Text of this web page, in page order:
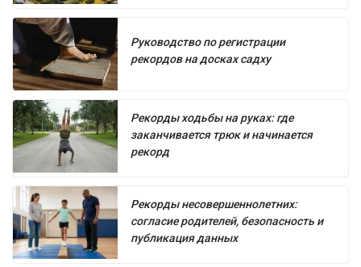
Руководство по регистрации
рекордов на досках садху
Рекорды ходьбы на руках: где
заканчивается трюк и начинается
рекорд
Рекорды несовершеннолетних:
согласие родителей, безопасность и
публикация данных